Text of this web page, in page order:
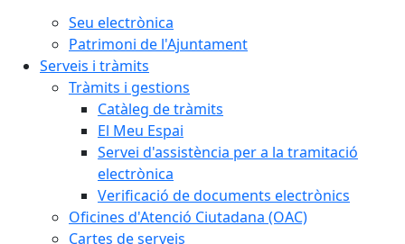
Seu electrònica
Patrimoni de l'Ajuntament
Serveis i tràmits
Tràmits i gestions
Catàleg de tràmits
El Meu Espai
Servei d'assistència per a la tramitació
electrònica
Verificació de documents electrònics
Oficines d'Atenció Ciutadana (OAC)
Cartes de serveis